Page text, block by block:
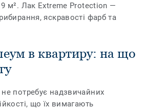
м². Лак Extreme Protection —
яскравості фарб та
в квартиру: на що
потребує надзвичайних
що їх вимагають